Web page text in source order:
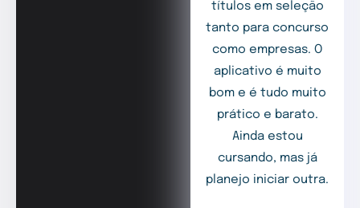
títulos em seleção
tanto para concurso
como empresas. O
aplicativo é muito
bom e é tudo muito
prático e barato.
Ainda estou
cursando, mas já
planejo iniciar outra.